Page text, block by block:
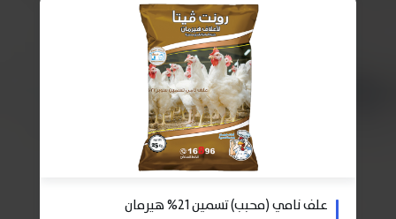
علف نامي (محبب) تسمين 21% هيرمان